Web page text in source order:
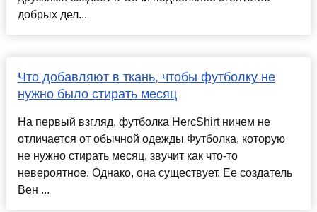
добрых дел...
Что добавляют в ткань, чтобы футболку не
нужно было стирать месяц
На первый взгляд, футболка HercShirt ничем не
отличается от обычной одежды Футболка, которую
не нужно стирать месяц, звучит как что-то
невероятное. Однако, она существует. Ее создатель
Вен ...